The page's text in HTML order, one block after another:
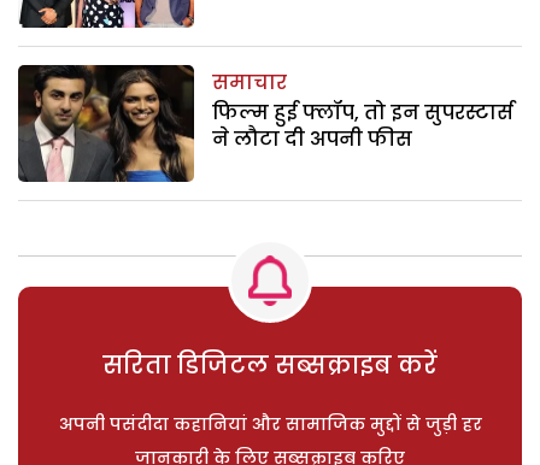
समाचार
फिल्म हुई फ्लॉप, तो इन सुपरस्टार्स
ने लौटा दी अपनी फीस
सरिता डिजिटल सब्सक्राइब करें
अपनी पसंदीदा कहानियां और सामाजिक मुद्दों से जुड़ी हर
जानकारी के लिए सब्सक्राइब करिए